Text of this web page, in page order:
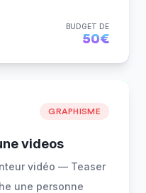
BUDGET DE
50€
GRAPHISME
videos
vidéo — Teaser
une personne